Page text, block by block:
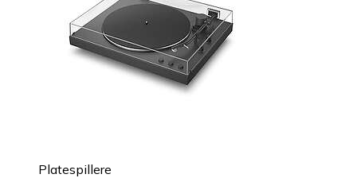
Platespillere